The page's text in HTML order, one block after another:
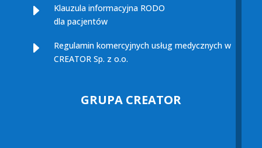
E
Klauzula informacyjna RODO
dla pacjentów
E
Regulamin komercyjnych usług medycznych w
CREATOR Sp. z o.o.
GRUPA CREATOR